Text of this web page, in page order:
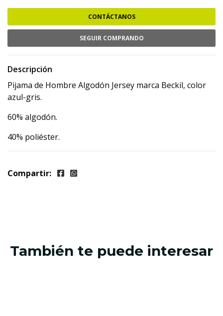
CONTÁCTANOS
SEGUIR COMPRANDO
Descripción
Pijama de Hombre Algodón Jersey marca Beckil, color
azul-gris.
60% algodón.
40% poliéster.
Compartir:
También te puede interesar